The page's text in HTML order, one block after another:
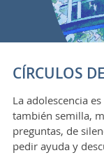
CÍRCULOS
La adolescencia
también semilla,
preguntas, de
pedir ayuda y